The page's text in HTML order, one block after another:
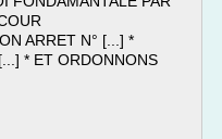
ARRET N° [...] *
* ET ORDONNONS